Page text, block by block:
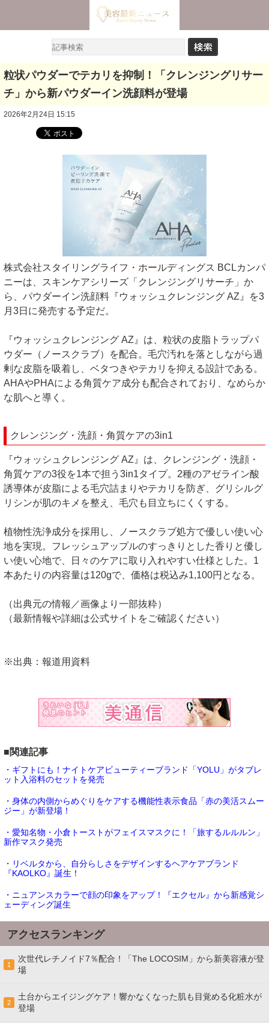
粒状パウダーでテカリを抑制！「クレンジングリサー
チ」から新パウダーイン洗顔料が登場
2026年2月24日 15:15
株式会社スタイリングライフ・ホールディングス BCLカンパ
ニーは、スキンケアシリーズ「クレンジングリサーチ」か
ら、パウダーイン洗顔料『ウォッシュクレンジング AZ』を3
月3日に発売する予定だ。
『ウォッシュクレンジング AZ』は、粒状の皮脂トラップパ
ウダー（ノースクラブ）を配合。毛穴汚れを落としながら過
剰な皮脂を吸着し、ベタつきやテカリを抑える設計である。
AHAやPHAによる角質ケア成分も配合されており、なめらか
な肌へと導く。
クレンジング・洗顔・角質ケアの3in1
『ウォッシュクレンジング AZ』は、クレンジング・洗顔・
角質ケアの3役を1本で担う3in1タイプ。2種のアゼライン酸
誘導体が皮脂による毛穴詰まりやテカリを防ぎ、グリシルグ
リシンが肌のキメを整え、毛穴も目立ちにくくする。
植物性洗浄成分を採用し、ノースクラブ処方で優しい使い心
地を実現。フレッシュアップルのすっきりとした香りと優し
い使い心地で、日々のケアに取り入れやすい仕様とした。1
本あたりの内容量は120gで、価格は税込み1,100円となる。
（出典元の情報／画像より一部抜粋）
（最新情報や詳細は公式サイトをご確認ください）
※出典：報道用資料
■関連記事
・ギフトにも！ナイトケアビューティーブランド「YOLU」がタブレ
ット入浴料のセットを発売
・身体の内側からめぐりをケアする機能性表示食品「赤の美活スムー
ジー」が新登場！
・愛知名物・小倉トーストがフェイスマスクに！「旅するルルルン」
新作マスク発売
・リベルタから、自分らしさをデザインするヘアケアブランド
『KAOLKO』誕生！
・ニュアンスカラーで顔の印象をアップ！『エクセル』から新感覚シ
ェーディング誕生
アクセスランキング
1
次世代レチノイド7％配合！「The LOCOSIM」から新美容液が登
場
2
土台からエイジングケア！響かなくなった肌も目覚める化粧水が
登場